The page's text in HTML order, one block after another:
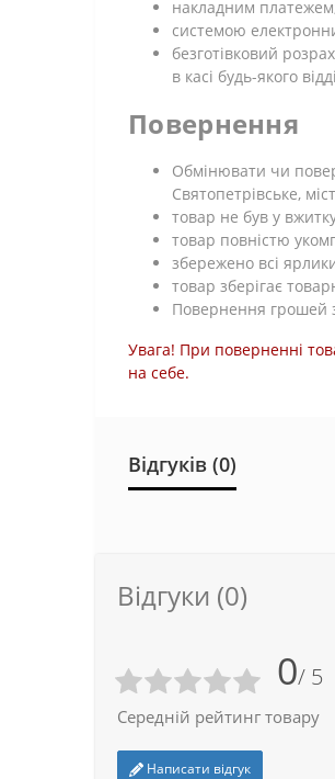
накладним
системою
безготівковий
в касі будь-якого
Повернення
Обмінювати чи
Святопетрівське,
товар не був у
товар повністю
збережено всі
товар зберігає
Повернення грошей
Увага! При поверненні
на себе.
Відгуків (0)
Відгуки (0)
0/ 5
Середній рейтинг товару
Написати відгук